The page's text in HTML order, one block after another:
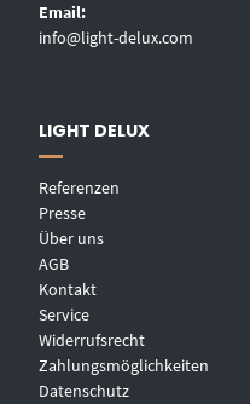
Email:
info@light-delux.com
LIGHT DELUX
Referenzen
Presse
Über uns
AGB
Kontakt
Service
Widerrufsrecht
Zahlungsmöglichkeiten
Datenschutz